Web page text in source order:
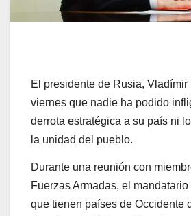
El presidente de Rusia, Vladímir
viernes que nadie ha podido
derrota estratégica a su país ni
la unidad del pueblo.
Durante una reunión con
Fuerzas Armadas, el
que tienen países de Occidente